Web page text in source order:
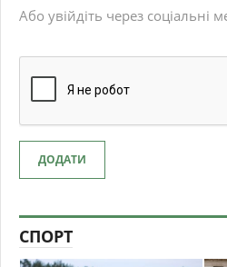
Або увійдіть через соціальні
ДОДАТИ
СПОРТ